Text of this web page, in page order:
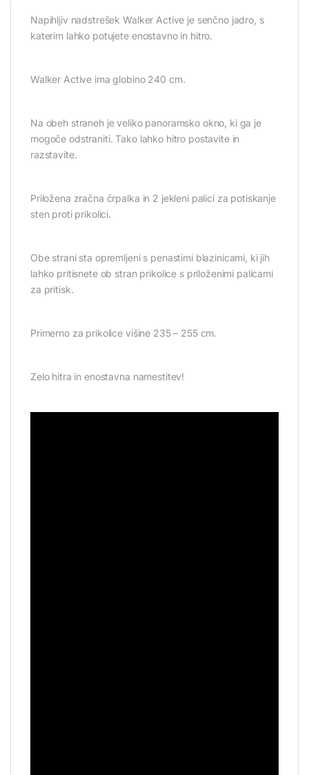
Napihljiv nadstrešek Walker Active je senčno jadro, s
katerim lahko potujete enostavno in hitro.
Walker Active ima globino 240 cm.
Na obeh straneh je veliko panoramsko okno, ki ga je
mogoče odstraniti. Tako lahko hitro postavite in
razstavite.
Priložena zračna črpalka in 2 jekleni palici za potiskanje
sten proti prikolici.
Obe strani sta opremljeni s penastimi blazinicami, ki jih
lahko pritisnete ob stran prikolice s priloženimi palicami
za pritisk.
Primerno za prikolice višine 235 – 255 cm.
Zelo hitra in enostavna namestitev!